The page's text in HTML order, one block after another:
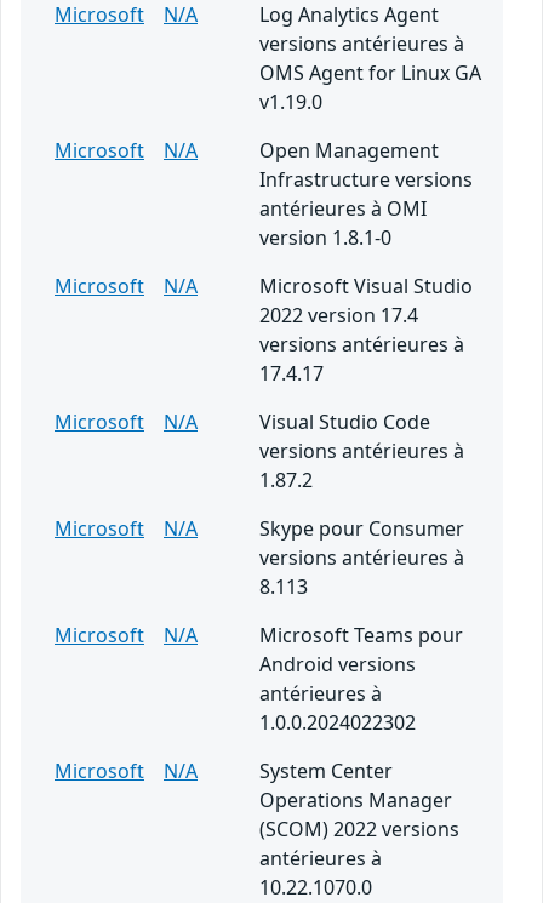
Microsoft
N/A
Log Analytics Agent
versions antérieures à
OMS Agent for Linux GA
v1.19.0
Microsoft
N/A
Open Management
Infrastructure versions
antérieures à OMI
version 1.8.1-0
Microsoft
N/A
Microsoft Visual Studio
2022 version 17.4
versions antérieures à
17.4.17
Microsoft
N/A
Visual Studio Code
versions antérieures à
1.87.2
Microsoft
N/A
Skype pour Consumer
versions antérieures à
8.113
Microsoft
N/A
Microsoft Teams pour
Android versions
antérieures à
1.0.0.2024022302
Microsoft
N/A
System Center
Operations Manager
(SCOM) 2022 versions
antérieures à
10.22.1070.0